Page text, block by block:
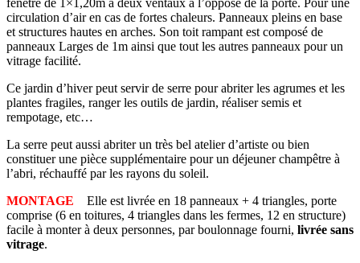
circulation d’air en cas de fortes chaleurs. Panneaux pleins en base
et structures hautes en arches. Son toit rampant est composé de
panneaux Larges de 1m ainsi que tout les autres panneaux pour un
vitrage facilité.
Ce jardin d’hiver peut servir de serre pour abriter les agrumes et les
plantes fragiles, ranger les outils de jardin, réaliser semis et
rempotage, etc…
La serre peut aussi abriter un très bel atelier d’artiste ou bien
constituer une pièce supplémentaire pour un déjeuner champêtre à
l’abri, réchauffé par les rayons du soleil.
MONTAGE
Elle est livrée en 18 panneaux + 4 triangles, porte
comprise (6 en toitures, 4 triangles dans les fermes, 12 en structure)
facile à monter à deux personnes, par boulonnage fourni, livrée sans
vitrage.